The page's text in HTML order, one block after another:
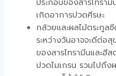
เกิดอาการปวดศีรษะ
กล้วยและผลไม้ตระกู
ระหว่างวันอาจจะดีต่อ
ของสารไทรามีนและฮี
ปวดไมเกรน รวมไปถึ